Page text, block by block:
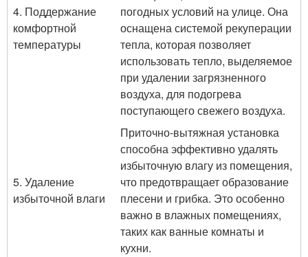
4. Поддержание
комфортной
температуры
погодных условий на улице. Она
оснащена системой рекуперации
тепла, которая позволяет
использовать тепло, выделяемое
при удалении загрязненного
воздуха, для подогрева
поступающего свежего воздуха.
5. Удаление
избыточной влаги
Приточно-вытяжная установка
способна эффективно удалять
избыточную влагу из помещения,
что предотвращает образование
плесени и грибка. Это особенно
важно в влажных помещениях,
таких как ванные комнаты и
кухни.